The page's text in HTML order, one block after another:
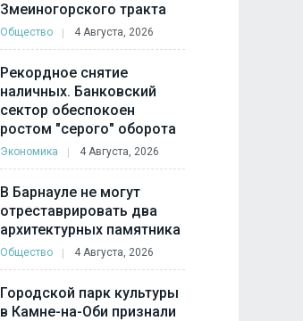
Змеиногорского тракта
Общество 4 Августа, 2026
Рекордное снятие
наличных. Банковский
сектор обеспокоен
ростом "серого" оборота
Экономика 4 Августа, 2026
В Барнауле не могут
отреставрировать два
архитектурных памятника
Общество 4 Августа, 2026
Городской парк культуры
в Камне-на-Оби признали